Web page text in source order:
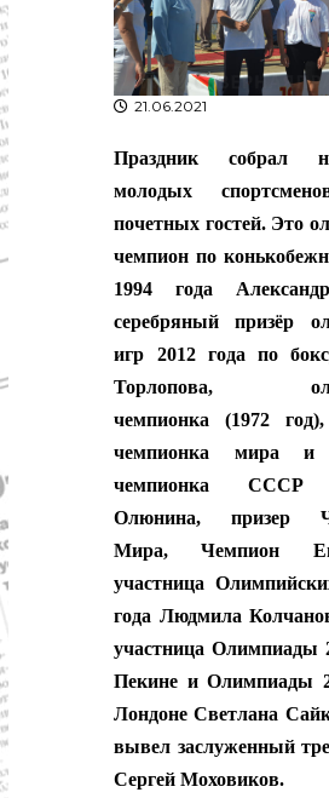
р
а
в
д
"
К
о
с
м
и
К
с
т
о
м
о
б
а
с
и
.
о
в
с
т
,
21.06.2021
Праздник собрал
молодых
почетных гостей. Это
чемпион по
1994 года
серебряный призёр
игр 2012 года по
Торлопова,
чемпионка (1972
чемпионка мира и
чемпионка СССР
Олюнина, призер
Мира, Чемпион
участница
года Людмила
участница Олимпиады
Пекине и Олимпиады
Лондоне Светлана
вывел заслуженный
Сергей Моховиков.